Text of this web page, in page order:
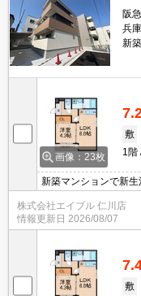
阪
兵
新築
画像：23枚
敷
1階
新築マンションで新生
クローゼット付。イ
マンション。シャッ
合わせください!。
株式会社エイブル 仁川店
情報更新日 2026/08/07
敷